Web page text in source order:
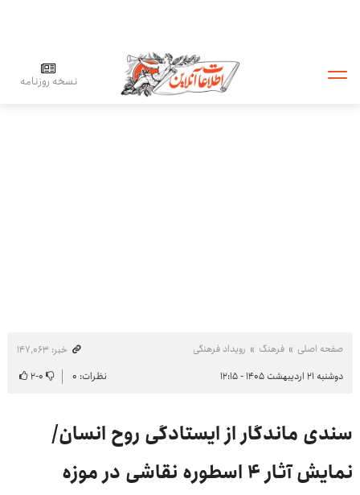
نسخه روزنامه
صفحه اصلی فرهنگ رویداد فرهنگی
خبر: ۱۴۷٬۰۶۳
دوشنبه ۲۱ اردیبهشت ۱۴۰۵ - ۱۲:۱۵
نظرات: ۰ ۰-۲
سندی ماندگار از ایستادگی روح انسان/
نمایش آثار ۴ اسطوره نقاشی در موزه